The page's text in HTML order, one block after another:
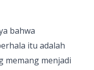
bahwa
itu adalah
memang menjadi